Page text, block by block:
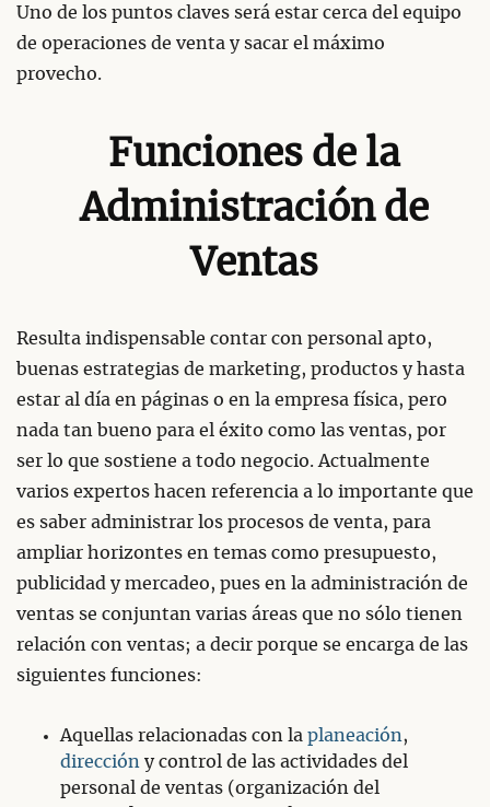
Uno de los puntos claves será estar cerca del equipo
de operaciones de venta y sacar el máximo
provecho.
Funciones de la
Administración de
Ventas
Resulta indispensable contar con personal apto,
buenas estrategias de marketing, productos y hasta
estar al día en páginas o en la empresa física, pero
nada tan bueno para el éxito como las ventas, por
ser lo que sostiene a todo negocio. Actualmente
varios expertos hacen referencia a lo importante que
es saber administrar los procesos de venta, para
ampliar horizontes en temas como presupuesto,
publicidad y mercadeo, pues en la administración de
ventas se conjuntan varias áreas que no sólo tienen
relación con ventas; a decir porque se encarga de las
siguientes funciones:
Aquellas relacionadas con la planeación,
dirección y control de las actividades del
personal de ventas (organización del